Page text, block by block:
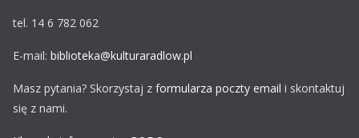
tel. 14 6 782 062
E-mail: biblioteka@kulturaradlow.pl
Masz pytania? Skorzystaj z formularza poczty email i skontaktuj
się z nami.